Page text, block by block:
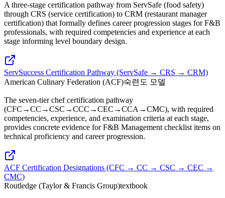
A three-stage certification pathway from ServSafe (food safety)
through CRS (service certification) to CRM (restaurant manager
certification) that formally defines career progression stages for F&B
professionals, with required competencies and experience at each
stage informing level boundary design.
ServSuccess Certification Pathway (ServSafe → CRS → CRM)
American Culinary Federation (ACF)숙련도 모델
The seven-tier chef certification pathway
(CFC→CC→CSC→CCC→CEC→CCA→CMC), with required
competencies, experience, and examination criteria at each stage,
provides concrete evidence for F&B Management checklist items on
technical proficiency and career progression.
ACF Certification Designations (CFC → CC → CSC → CEC →
CMC)
Routledge (Taylor & Francis Group)textbook